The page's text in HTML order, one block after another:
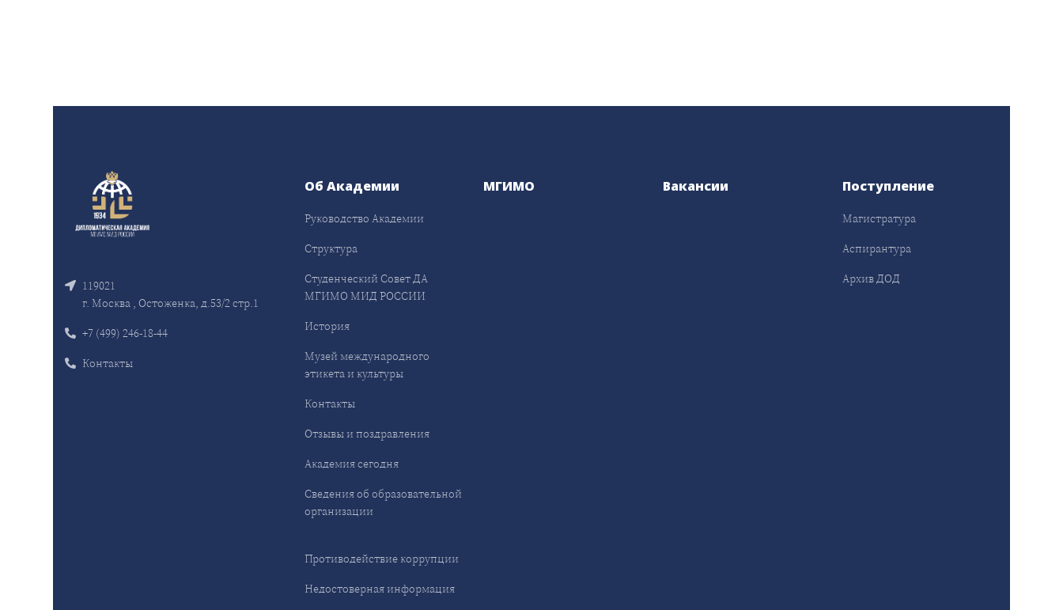
119021
г. Москва , Остоженка, д.53/2 стр.1
+7 (499) 246-18-44
Контакты
Об Академии
Руководство Академии
Структура
Студенческий Совет ДА
МГИМО МИД РОССИИ
История
Музей международного
этикета и культуры
Контакты
Отзывы и поздравления
Академия сегодня
Сведения об образовательной
организации
Противодействие коррупции
Недостоверная информация
МГИМО Вакансии Поступление
Магистратура
Аспирантура
Архив ДОД